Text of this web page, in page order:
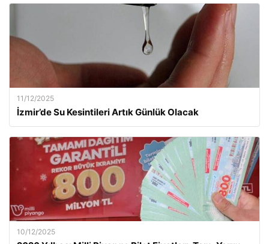
11/12/2025
İzmir’de Su Kesintileri Artık Günlük Olacak
10/12/2025